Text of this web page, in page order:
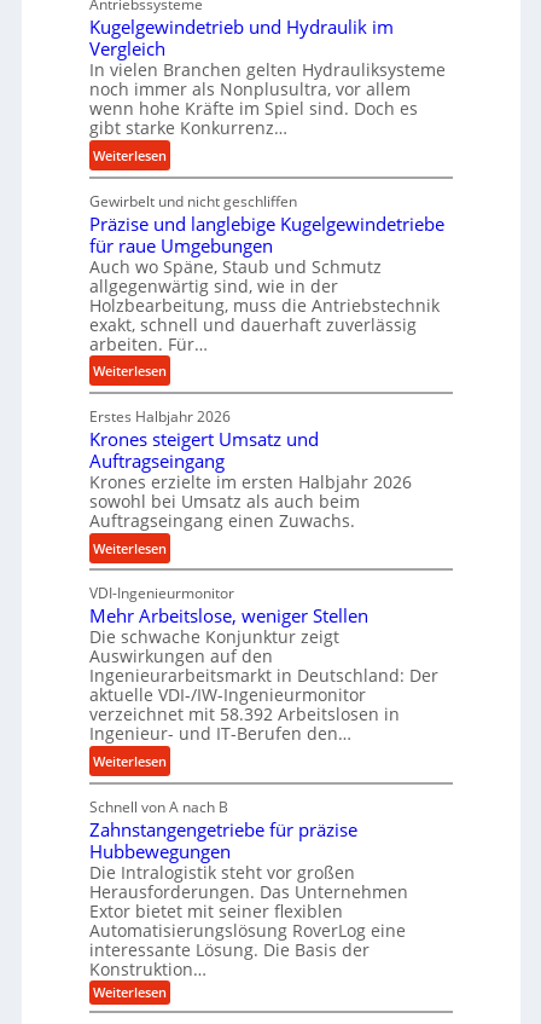
r
f
o
r
m
a
c
i
m
D
r
ü
c
k
p
r
o
z
e
s
s
Antriebssysteme
Kugelgewindetrieb und Hydraulik im
Vergleich
In vielen Branchen gelten Hydrauliksysteme
noch immer als Nonplusultra, vor allem
wenn hohe Kräfte im Spiel sind. Doch es
gibt starke Konkurrenz…
Weiterlesen:
K
u
g
e
l
g
e
w
i
n
e
r
i
e
b
u
n
d
H
y
d
r
a
u
l
i
m
V
e
r
g
l
e
Gewirbelt und nicht geschliffen
Präzise und langlebige Kugelgewindetriebe
für raue Umgebungen
Auch wo Späne, Staub und Schmutz
allgegenwärtig sind, wie in der
Holzbearbeitung, muss die Antriebstechnik
exakt, schnell und dauerhaft zuverlässig
arbeiten. Für…
Weiterlesen:
P
r
ä
z
i
s
e
u
n
d
l
a
n
g
l
e
b
i
g
e
K
u
g
e
l
g
e
w
Erstes Halbjahr 2026
Krones steigert Umsatz und
Auftragseingang
Krones erzielte im ersten Halbjahr 2026
sowohl bei Umsatz als auch beim
Auftragseingang einen Zuwachs.
Weiterlesen:
K
r
o
n
e
s
s
t
e
i
g
r
t
U
m
s
a
t
z
VDI-Ingenieurmonitor
Mehr Arbeitslose, weniger Stellen
Die schwache Konjunktur zeigt
Auswirkungen auf den
Ingenieurarbeitsmarkt in Deutschland: Der
aktuelle VDI-/IW-Ingenieurmonitor
verzeichnet mit 58.392 Arbeitslosen in
Ingenieur- und IT-Berufen den…
Weiterlesen:
M
e
h
r
A
r
b
e
i
t
s
Schnell von A nach B
Zahnstangengetriebe für präzise
Hubbewegungen
Die Intralogistik steht vor großen
Herausforderungen. Das Unternehmen
Extor bietet mit seiner flexiblen
Automatisierungslösung RoverLog eine
interessante Lösung. Die Basis der
Konstruktion…
Weiterlesen:
Z